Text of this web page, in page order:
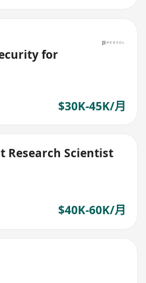
for
$30K-45K/月
Research Scientist
$40K-60K/月